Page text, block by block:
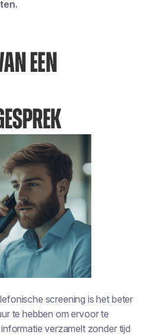
EEN
screening is het beter
te hebben om ervoor te
verzamelt zonder tijd